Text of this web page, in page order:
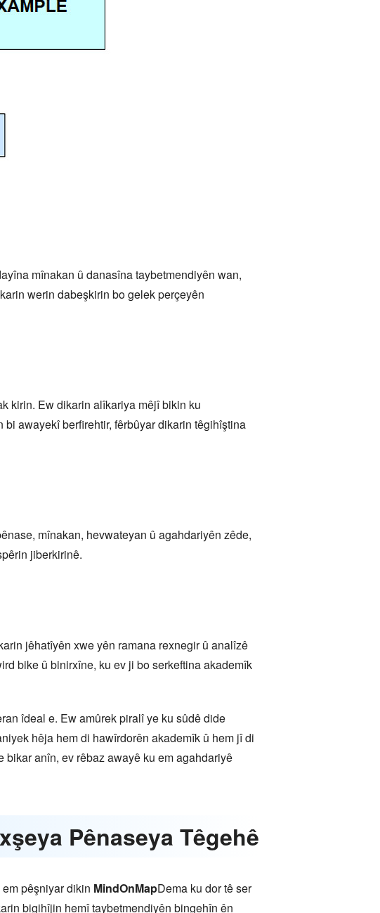
mînakan û danasîna taybetmendiyên wan,
werin dabeşkirin bo gelek perçeyên
kirin. Ew dikarin alîkariya mêjî bikin ku
awayekî berfirehtir, fêrbûyar dikarin têgihîştina
mînakan, hevwateyan û agahdariyên zêde,
jiberkirinê.
jêhatîyên xwe yên ramana rexnegir û analîzê
bike û binirxîne, ku ev ji bo serkeftina akademîk
îdeal e. Ew amûrek piralî ye ku sûdê dide
hêja hem di hawîrdorên akademîk û hem jî di
anîn, ev rêbaz awayê ku em agahdariyê
Pênaseya Têgehê
pêşniyar dikin MindOnMapDema ku dor tê ser
bigihîjin hemî taybetmendiyên bingehîn ên